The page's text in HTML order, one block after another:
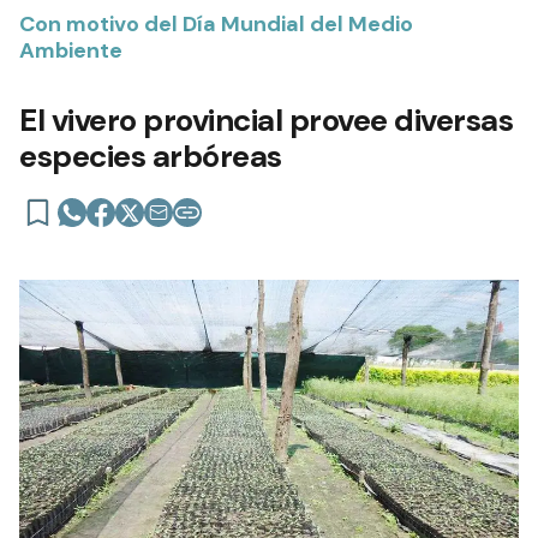
Con motivo del Día Mundial del Medio
Ambiente
El vivero provincial provee diversas
especies arbóreas